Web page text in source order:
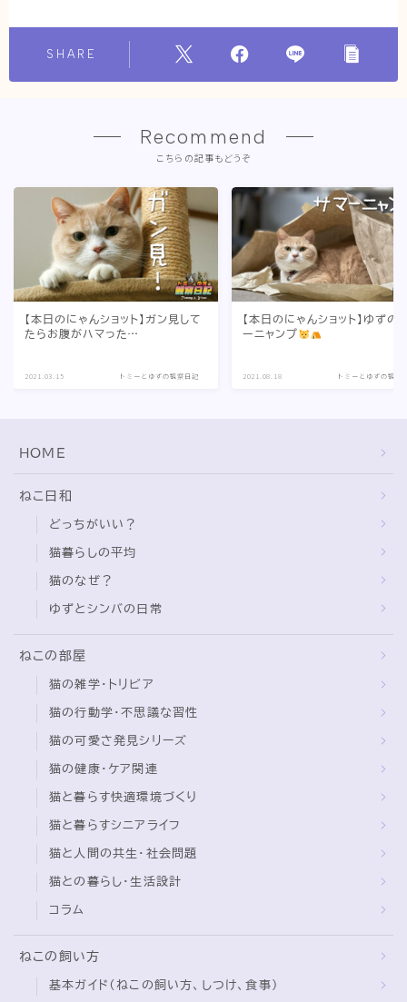
SHARE
Recommend
こちらの記事もどうぞ
【本日のにゃんショット】ガン見して
たらお腹がハマった…
2021.03.15 トミーとゆずの観察日記
【本日のにゃんショット】ゆずの
ーニャンプ
2021.08.18 トミーとゆずの観察
HOME
ねこ日和
どっちがいい？
猫暮らしの平均
猫のなぜ？
ゆずとシンバの日常
ねこの部屋
猫の雑学・トリビア
猫の行動学・不思議な習性
猫の可愛さ発見シリーズ
猫の健康・ケア関連
猫と暮らす快適環境づくり
猫と暮らすシニアライフ
猫と人間の共生・社会問題
猫との暮らし・生活設計
コラム
ねこの飼い方
基本ガイド（ねこの飼い方、しつけ、食事）